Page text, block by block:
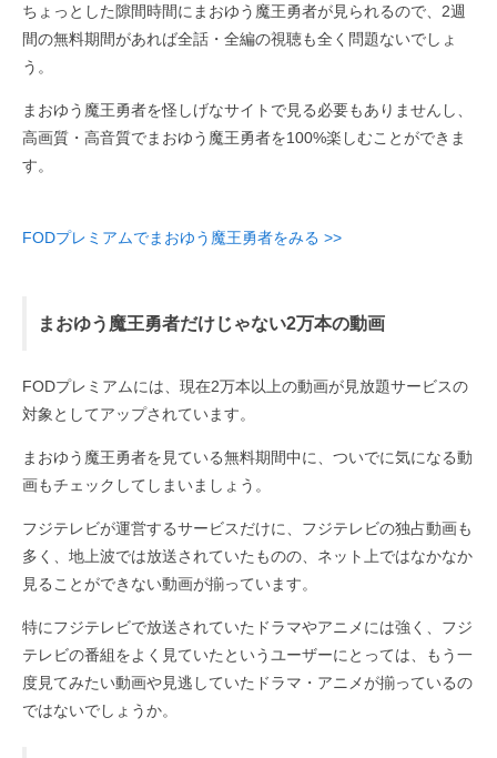
ちょっとした隙間時間にまおゆう魔王勇者が見られるので、2週
間の無料期間があれば全話・全編の視聴も全く問題ないでしょ
う。
まおゆう魔王勇者を怪しげなサイトで見る必要もありませんし、
高画質・高音質でまおゆう魔王勇者を100%楽しむことができま
す。
FODプレミアムでまおゆう魔王勇者をみる >>
まおゆう魔王勇者だけじゃない2万本の動画
FODプレミアムには、現在2万本以上の動画が見放題サービスの
対象としてアップされています。
まおゆう魔王勇者を見ている無料期間中に、ついでに気になる動
画もチェックしてしまいましょう。
フジテレビが運営するサービスだけに、フジテレビの独占動画も
多く、地上波では放送されていたものの、ネット上ではなかなか
見ることができない動画が揃っています。
特にフジテレビで放送されていたドラマやアニメには強く、フジ
テレビの番組をよく見ていたというユーザーにとっては、もう一
度見てみたい動画や見逃していたドラマ・アニメが揃っているの
ではないでしょうか。